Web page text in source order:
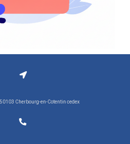
Cherbourg-en-Cotentin cedex